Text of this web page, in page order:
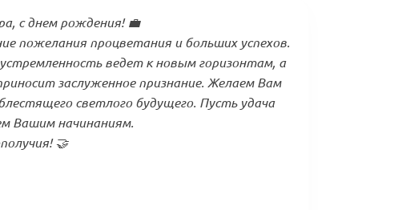
с днем рождения! 💼
пожелания процветания и больших успехов.
ведет к новым горизонтам, а
заслуженное признание. Желаем Вам
светлого будущего. Пусть удача
Вашим начинаниям.
🤝